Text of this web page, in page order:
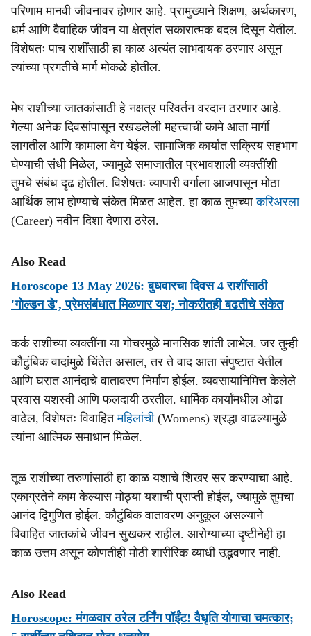
परिणाम मानवी जीवनावर होणार आहे. प्रामुख्याने शिक्षण, अर्थकारण,
धर्म आणि वैवाहिक जीवन या क्षेत्रांत सकारात्मक बदल दिसून येतील.
विशेषतः पाच राशींसाठी हा काळ अत्यंत लाभदायक ठरणार असून
त्यांच्या प्रगतीचे मार्ग मोकळे होतील.
मेष राशीच्या जातकांसाठी हे नक्षत्र परिवर्तन वरदान ठरणार आहे.
गेल्या अनेक दिवसांपासून रखडलेली महत्त्वाची कामे आता मार्गी
लागतील आणि कामाला वेग येईल. सामाजिक कार्यात सक्रिय सहभाग
घेण्याची संधी मिळेल, ज्यामुळे समाजातील प्रभावशाली व्यक्तींशी
तुमचे संबंध दृढ होतील. विशेषतः व्यापारी वर्गाला आजपासून मोठा
आर्थिक लाभ होण्याचे संकेत मिळत आहेत. हा काळ तुमच्याकरिअरला
(Career) नवीन दिशा देणारा ठरेल.
Also Read
Horoscope 13 May 2026: बुधवारचा दिवस 4 राशींसाठी
'गोल्डन डे', प्रेमसंबंधात मिळणार यश; नोकरीतही बढतीचे संकेत
कर्क राशीच्या व्यक्तींना या गोचरमुळे मानसिक शांती लाभेल. जर तुम्ही
कौटुंबिक वादांमुळे चिंतेत असाल, तर ते वाद आता संपुष्टात येतील
आणि घरात आनंदाचे वातावरण निर्माण होईल. व्यवसायानिमित्त केलेले
प्रवास यशस्वी आणि फलदायी ठरतील. धार्मिक कार्यांमधील ओढा
वाढेल, विशेषतः विवाहितमहिलांची(Womens) श्रद्धा वाढल्यामुळे
त्यांना आत्मिक समाधान मिळेल.
तूळ राशीच्या तरुणांसाठी हा काळ यशाचे शिखर सर करण्याचा आहे.
एकाग्रतेने काम केल्यास मोठ्या यशाची प्राप्ती होईल, ज्यामुळे तुमचा
आनंद द्विगुणित होईल. कौटुंबिक वातावरण अनुकूल असल्याने
विवाहित जातकांचे जीवन सुखकर राहील. आरोग्याच्या दृष्टीनेही हा
काळ उत्तम असून कोणतीही मोठी शारीरिक व्याधी उद्भवणार नाही.
Also Read
Horoscope: मंगळवार ठरेल टर्निंग पॉईंट! वैधृति योगाचा चमत्कार;